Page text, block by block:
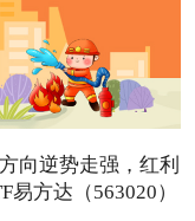
向逆势走强，红利
易方达（563020）